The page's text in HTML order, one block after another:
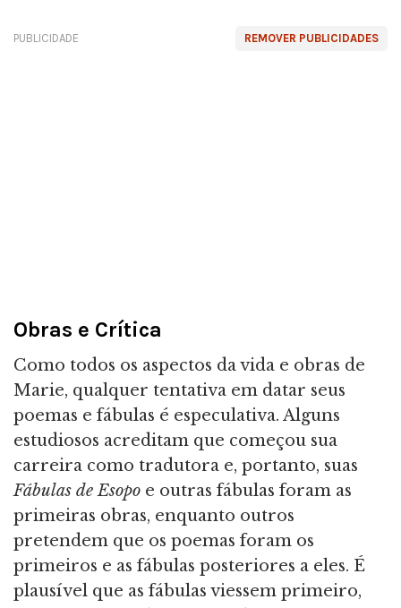
REMOVER PUBLICIDADES
PUBLICIDADE
Obras e Crítica
Como todos os aspectos da vida e obras de
Marie, qualquer tentativa em datar seus
poemas e fábulas é especulativa. Alguns
estudiosos acreditam que começou sua
carreira como tradutora e, portanto, suas
Fábulas de Esopo e outras fábulas foram as
primeiras obras, enquanto outros
pretendem que os poemas foram os
primeiros e as fábulas posteriores a eles. É
plausível que as fábulas viessem primeiro,